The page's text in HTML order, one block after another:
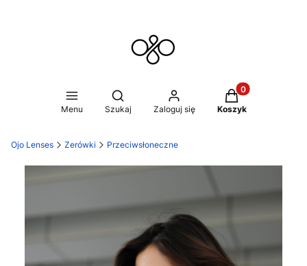
Menu
Otwórz wyszukiwarkę
Szukaj Zaloguj się
Produkty w
Koszyk
Ojo Lenses Zerówki Przeciwsłoneczne